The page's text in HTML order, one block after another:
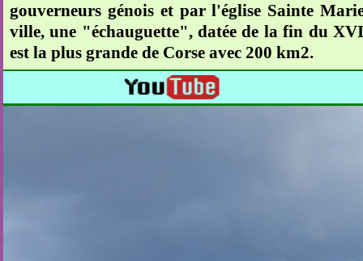
gouverneurs génois et par l'église Sainte
ville, une "échauguette", datée de la fin du
est la plus grande de Corse avec 200 km2.